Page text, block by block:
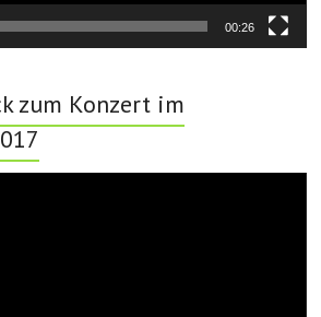
00:26
zum Konzert im